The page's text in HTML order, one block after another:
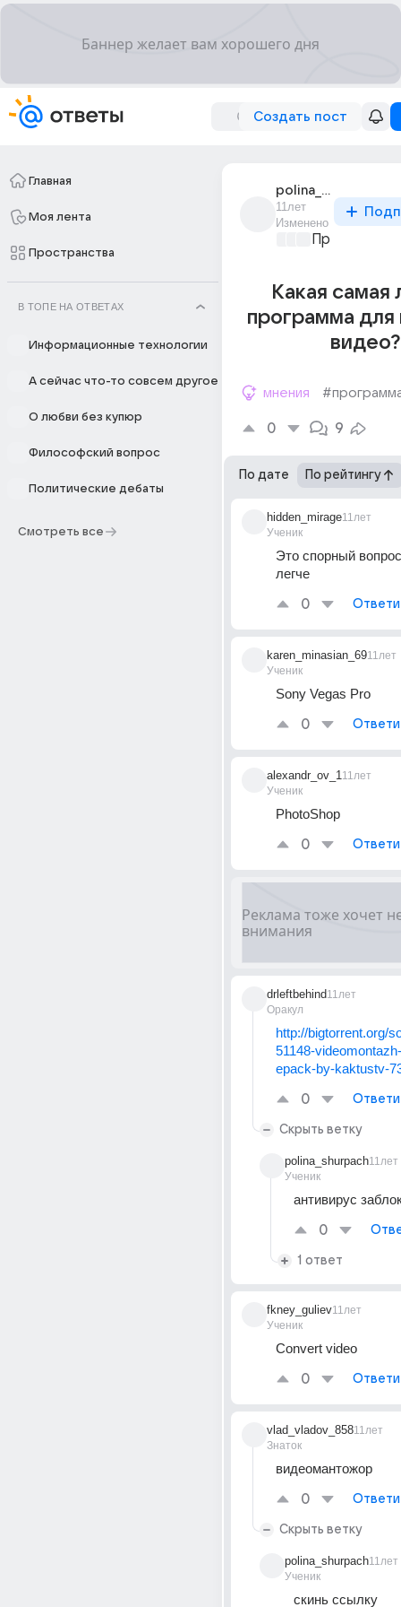
Создать пост
Главная
Моя лента
Пространства
В ТОПЕ НА ОТВЕТАХ
Информационные технологии
А сейчас что-то совсем другое
О любви без купюр
Философский вопрос
Политические дебаты
Смотреть все
polina_shurpach
11лет
Изменено
Какая самая
программа для
видео?
мнения
0 9
По дате По рейтингу
hidden_mirage
Ученик
11лет
Это спорный
легче
0
karen_minasian_69
Ученик
11лет
Sony Vegas Pro
0
alexandr_ov_1
Ученик
11лет
PhotoShop
0
drleftbehind
Оракул
11лет
http://bigtorrent.org/
51148-
epack-by-kaktustv-
0
Скрыть ветку
polina_shurpach
Ученик
11лет
антивирус
0
1 ответ
fkney_guliev
Ученик
11лет
Convert video
0
vlad_vladov_858
Знаток
11лет
видеомантожор
0
Скрыть ветку
polina_shurpach
Ученик
11лет
скинь ссылку